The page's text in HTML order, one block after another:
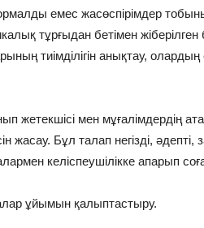
емес жасөспірімдер
тұрғыдан бетімен
тиімділігін анықтау, олардың
жетекшісі мен мұғалімдердің
жасау. Бұл талап негізді, әдепті,
келіспеушілікке апарып
ұйымын қалыптастыру.